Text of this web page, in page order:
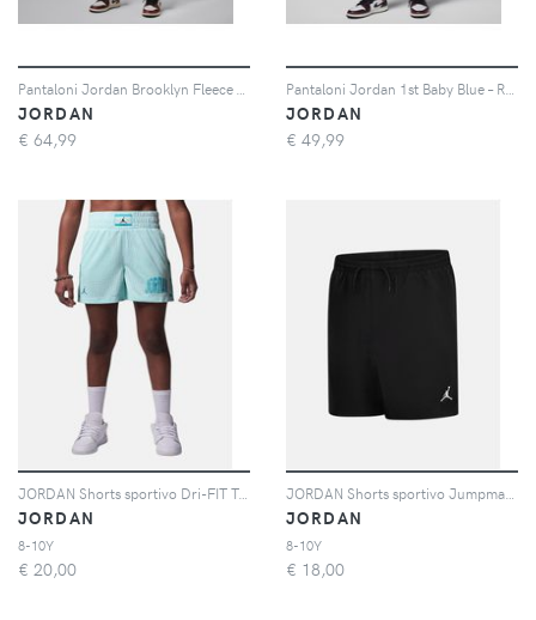
JORDAN
€ 64,99
JORDAN
€ 49,99
JORDAN Shorts sportivo Dri-FIT Training Camp verde acqua per bambino e bambina
JORDAN
8-10Y
€ 20,00
JORDAN
8-10Y
€ 18,00